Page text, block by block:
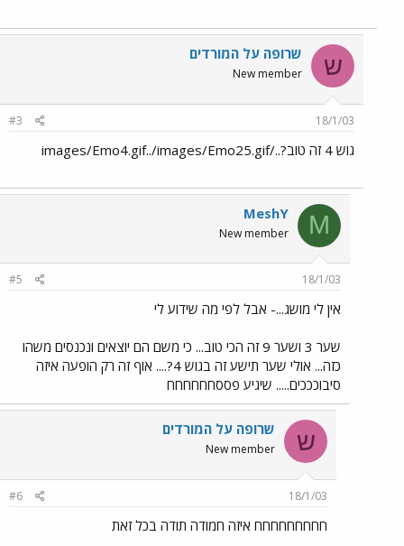
ש שרופה על המורדים
New member
18/1/03
#3
גוש 4 זה טוב?../images/Emo4.gif../images/Emo25.gif
M
MeshY
New member
18/1/03
#5
אין לי מושג...- אבל לפי מה שידוע לי
שער 3 ושער 9 זה הכי טוב... כי משם הם יוצאים ונכנסים משהו
כזה... אולי שער תישע זה בגוש 4?.... אוף זה רק הופעה איזה
סיבוכככים..... שיגיע פססחחחחחח
ש שרופה על המורדים
New member
18/1/03
#6
חחחחחחחחח איזה חמודה תודה בכל זאת